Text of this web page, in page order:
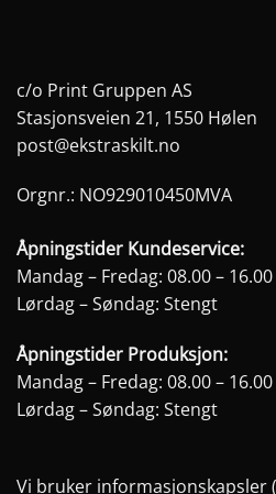
c/o Print Gruppen AS
Stasjonsveien 21, 1550 Hølen
post@ekstraskilt.no
Orgnr.: NO929010450MVA
Åpningstider Kundeservice:
Mandag – Fredag: 08.00 – 16.00
Lørdag – Søndag: Stengt
Åpningstider Produksjon:
Mandag – Fredag: 08.00 – 16.00
Lørdag – Søndag: Stengt
Vi bruker informasjonskapsler